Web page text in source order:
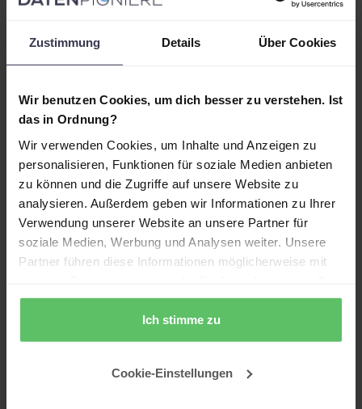
Zustimmung Details Über Cookies
Wir benutzen Cookies, um dich besser zu verstehen. Ist
das in Ordnung?
Wir verwenden Cookies, um Inhalte und Anzeigen zu
personalisieren, Funktionen für soziale Medien anbieten
zu können und die Zugriffe auf unsere Website zu
analysieren. Außerdem geben wir Informationen zu Ihrer
Verwendung unserer Website an unsere Partner für
soziale Medien, Werbung und Analysen weiter. Unsere
Partner führen diese Informationen möglicherweise mit
haben oder die sie im Rahmen Ihrer Nutzung der Dienste
Ich stimme zu
Cookie-Einstellungen
wie du den Modern Data Stack mit OneLake,
einer Plattform, in Wochen statt Monaten
Marketinggeblubber.
Für wen ist dieses Webinar gedacht?
CFOs, Controller, BI-Leiter, die ihre Reports
automatisieren und
Entscheidungsgeschwindigkeit erhöhen
wollen
CIOs & Data Engineers, die eine zentrale,
skalierbare Datenarchitektur ohne
Unternehmen mit fragmentierter BI-
Landschaft, die schnelle Wirkung und sichere
Investitionen brauchen